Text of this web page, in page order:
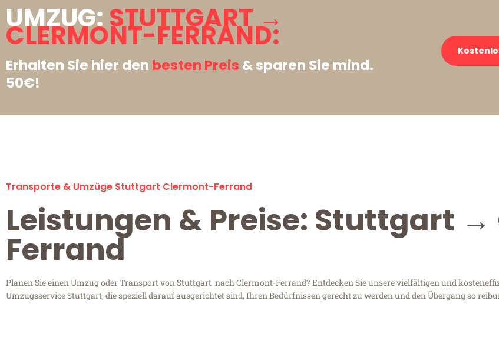
UMZUG:STUTTGART →
CLERMONT-FERRAND:
Erhalten Sie hier den besten Preis & sparen Sie mind.
50€!
Transporte & Umzüge Stuttgart Clermont-Ferrand
Leistungen & Preise: Stuttgart
Ferrand
Planen Sie einen Umzug oder Transport von Stuttgart nach Clermont-Ferrand? Entdecken Sie unsere vielfältigen und
Umzugsservice Stuttgart, die speziell darauf ausgerichtet sind, Ihren Bedürfnissen gerecht zu werden und den Übergang so